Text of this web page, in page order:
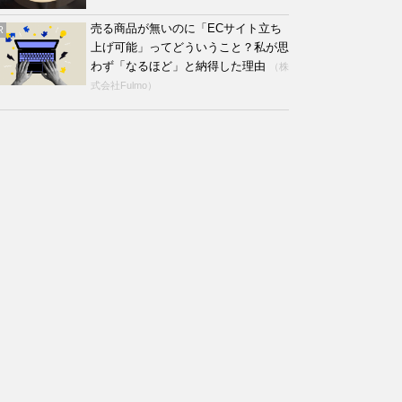
売る商品が無いのに「ECサイト立ち
上げ可能」ってどういうこと？私が思
わず「なるほど」と納得した理由
（株
式会社Fulmo）